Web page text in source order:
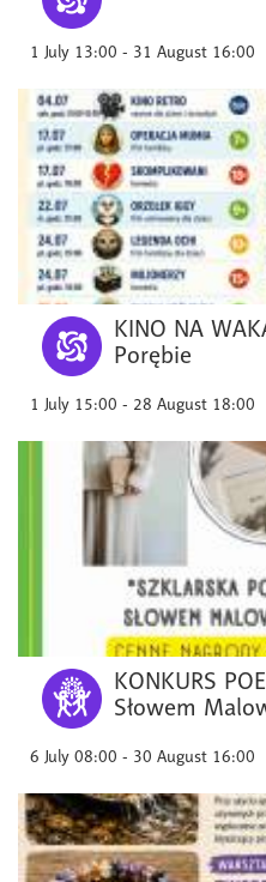
1 July 13:00 - 31 August 16:00
KINO NA
Porębie
1 July 15:00 - 28 August 18:00
KONKURS
Słowem
6 July 08:00 - 30 August 16:00